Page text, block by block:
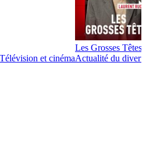
et cinéma
Les Grosses Têtes
Actualité du